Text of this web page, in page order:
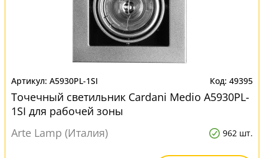
A5930PL-1SI 49395
Точечный светильник Cardani Medio A5930PL-
1SI для рабочей зоны
Arte Lamp (Италия)
962 шт.